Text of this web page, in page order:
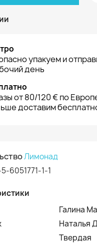
упакуем и
день
от 80/120 € по
доставим
Лимонад
6051771-1-1
Галина
Наталья
Твердая